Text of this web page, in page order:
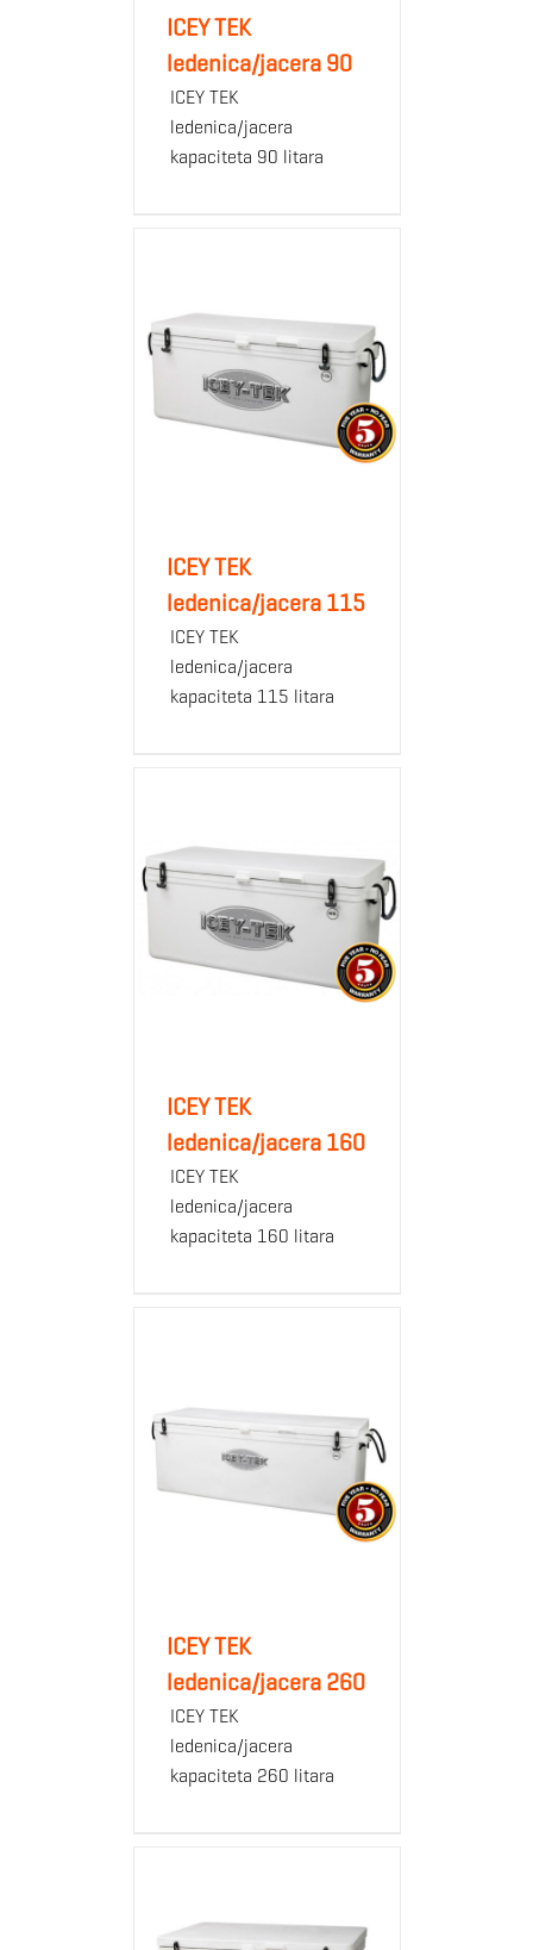
ICEY TEK
ledenica/jacera 90
ICEY TEK
ledenica/jacera
kapaciteta 90 litara
ICEY TEK
ledenica/jacera 115
ICEY TEK
ledenica/jacera
kapaciteta 115 litara
ICEY TEK
ledenica/jacera 160
ICEY TEK
ledenica/jacera
kapaciteta 160 litara
ICEY TEK
ledenica/jacera 260
ICEY TEK
ledenica/jacera
kapaciteta 260 litara